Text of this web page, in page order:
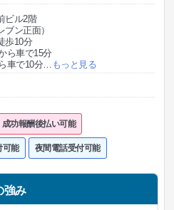
ビル2階
ブン正面）
歩10分
ら車で15分
車で10分
もっと見る
成功報酬後払い可能
可能 夜間電話受付可能
強み